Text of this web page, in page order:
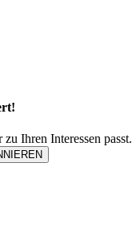
Ihren Interessen passt.